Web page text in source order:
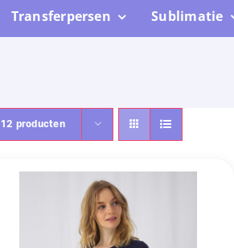
Transferpersen Sublimatie
12 producten